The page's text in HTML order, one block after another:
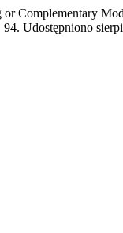
Complementary
Udostępniono